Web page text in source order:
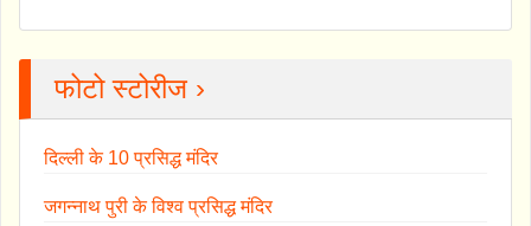
फोटो स्टोरीज ›
दिल्ली के 10 प्रसिद्ध मंदिर
जगन्नाथ पुरी के विश्व प्रसिद्ध मंदिर